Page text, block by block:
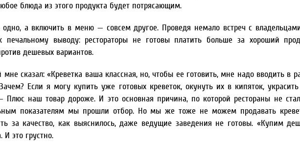
блюда из этого продукта будет потрясающим.
а включить в меню — совсем другое. Проведя немало встреч с
выводу: рестораторы не готовы платить больше за хороший
дешевых вариантов.
сказал: «Креветка ваша классная, но, чтобы ее готовить, мне надо вводить в
Если я могу купить уже готовых креветок, окунуть их в кипяток,
Плюс наш товар дороже. И это основная причина, по которой рестораны не
показателям мы прошли отбор. Но мы же тоже не можем продавать
за качество, как выяснилось, даже ведущие заведения не готовы. «Купим
И это грустно.